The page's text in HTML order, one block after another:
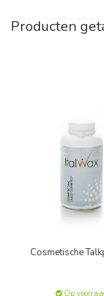
Producten
Cosmetische
Op